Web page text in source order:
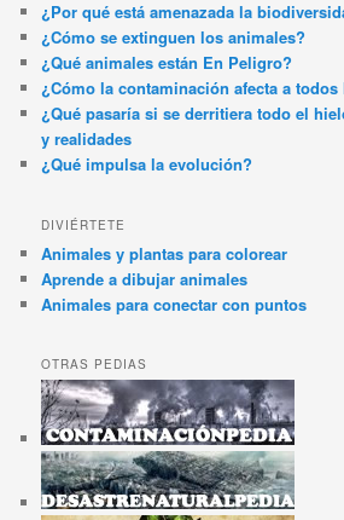
¿Por qué está amenazada la
¿Cómo se extinguen los animales?
¿Qué animales están En Peligro?
¿Cómo la contaminación afecta a
¿Qué pasaría si se derritiera todo el
y realidades
¿Qué impulsa la evolución?
DIVIÉRTETE
Animales y plantas para colorear
Aprende a dibujar animales
Animales para conectar con puntos
OTRAS PEDIAS